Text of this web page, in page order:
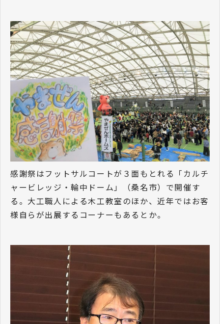
感謝祭はフットサルコートが３面もとれる「カルチ
ャービレッジ・輪中ドーム」（桑名市）で開催す
る。大工職人による木工教室のほか、近年ではお客
様自らが出展するコーナーもあるとか。